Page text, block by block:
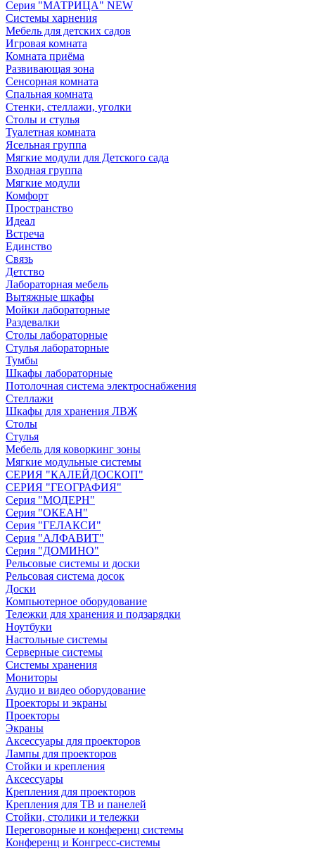
Серия "МАТРИЦА" NEW
Системы харнения
Мебель для детских садов
Игровая комната
Комната приёма
Развивающая зона
Сенсорная комната
Спальная комната
Стенки, стеллажи, уголки
Столы и стулья
Туалетная комната
Ясельная группа
Мягкие модули для Детского сада
Входная группа
Мягкие модули
Комфорт
Пространство
Идеал
Встреча
Единство
Связь
Детство
Лабораторная мебель
Вытяжные шкафы
Мойки лабораторные
Раздевалки
Столы лабораторные
Стулья лабораторные
Тумбы
Шкафы лабораторные
Потолочная система электроснабжения
Стеллажи
Шкафы для хранения ЛВЖ
Столы
Стулья
Мебель для коворкинг зоны
Мягкие модульные системы
СЕРИЯ "КАЛЕЙДОСКОП"
СЕРИЯ "ГЕОГРАФИЯ"
Серия "МОДЕРН"
Серия "ОКЕАН"
Серия "ГЕЛАКСИ"
Серия "АЛФАВИТ"
Серия "ДОМИНО"
Рельсовые системы и доски
Рельсовая система досок
Доски
Компьютерное оборудование
Тележки для хранения и подзарядки
Ноутбуки
Настольные системы
Серверные системы
Системы хранения
Мониторы
Аудио и видео оборудование
Проекторы и экраны
Проекторы
Экраны
Аксессуары для проекторов
Лампы для проекторов
Стойки и крепления
Аксессуары
Крепления для проекторов
Крепления для ТВ и панелей
Стойки, столики и тележки
Переговорные и конференц системы
Конференц и Конгресс-системы